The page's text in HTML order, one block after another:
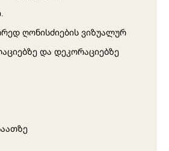
ღონისძიების ვიზუალურ
და დეკორაციებზე